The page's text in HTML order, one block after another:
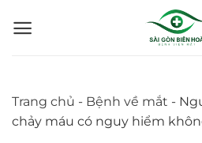
Trang chủ - Bệnh về mắt -
chảy máu có nguy hiểm